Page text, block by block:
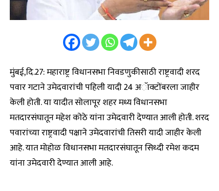
मुंबई,दि.27: महाराष्ट्र विधानसभा निवडणुकीसाठी राष्ट्रवादी शरद
पवार गटाने उमेदवारांची पहिली यादी 24 अॅाक्टोंबरला जाहीर
केली होती. या यादीत सोलापूर शहर मध्य विधानसभा
मतदारसंघातून महेश कोठे यांना उमेदवारी देण्यात आली होती. शरद
पवारांच्या राष्ट्रवादी पक्षाने उमेदवारांची तिसरी यादी जाहीर केली
आहे. यात मोहोळ विधानसभा मतदारसंघातून सिध्दी रमेश कदम
यांना उमेदवारी देण्यात आली आहे.